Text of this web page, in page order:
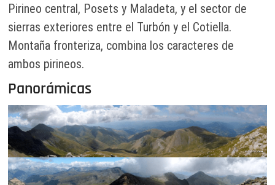
Pirineo central, Posets y Maladeta, y el sector de
sierras exteriores entre el Turbón y el Cotiella.
Montaña fronteriza, combina los caracteres de
ambos pirineos.
Panorámicas